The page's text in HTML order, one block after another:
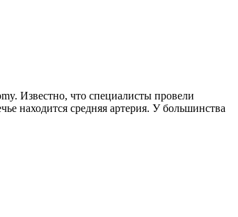
Известно, что специалисты провели
находится средняя артерия. У большинства